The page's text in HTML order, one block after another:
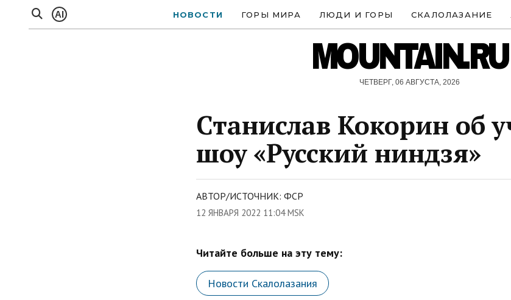
AI НОВОСТИ ГОРЫ МИРА ЛЮДИ И ГОРЫ СКАЛОЛАЗАНИЕ
MOUNTAIN.RU
ЧЕТВЕРГ, 06 АВГУСТА, 2026
Станислав Кокорин об
шоу «Русский ниндзя»
АВТОР/ИСТОЧНИК: ФСР
12 ЯНВАРЯ 2022 11:04 MSK
Читайте больше на эту тему:
Новости Скалолазания